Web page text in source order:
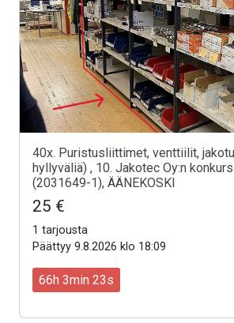
40x. Puristusliittimet, venttiilit,
hyllyväliä) , 10. Jakotec Oy:n
(2031649-1), ÄÄNEKOSKI
25 €
1 tarjousta
Päättyy 9.8.2026 klo 18:09
66h 3min 21s